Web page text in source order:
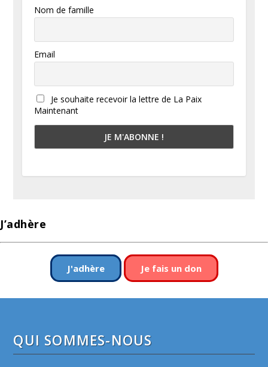
Nom de famille
Email
Je souhaite recevoir la lettre de La Paix
Maintenant
J’adhère
J'adhère Je fais un don
QUI SOMMES-NOUS